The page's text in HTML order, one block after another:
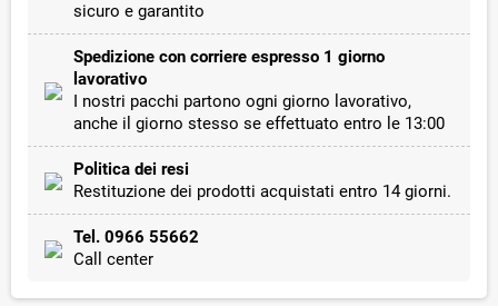
sicuro e garantito
Spedizione con corriere espresso 1 giorno
lavorativo
I nostri pacchi partono ogni giorno lavorativo,
anche il giorno stesso se effettuato entro le 13:00
Politica dei resi
Restituzione dei prodotti acquistati entro 14 giorni.
Tel. 0966 55662
Call center